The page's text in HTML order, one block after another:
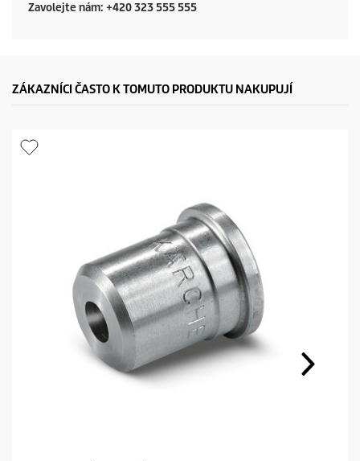
Zavolejte nám: +420 323 555 555
ZÁKAZNÍCI ČASTO K TOMUTO PRODUKTU NAKUPUJÍ